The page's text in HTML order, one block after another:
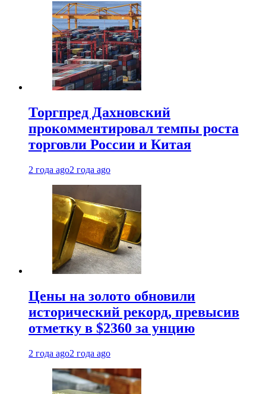
Торгпред Дахновский
прокомментировал темпы роста
торговли России и Китая
2 года ago2 года ago
Цены на золото обновили
исторический рекорд, превысив
отметку в $2360 за унцию
2 года ago2 года ago